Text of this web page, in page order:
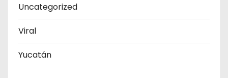
Uncategorized
Viral
Yucatán